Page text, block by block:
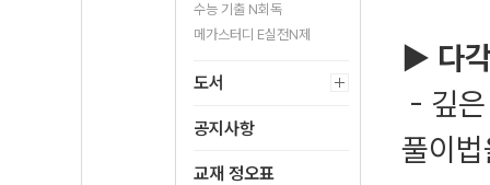
수능 기출 N회독
메가스터디 E실전N제
도서
공지사항
교재 정오표
▶ 다
- 깊
풀이